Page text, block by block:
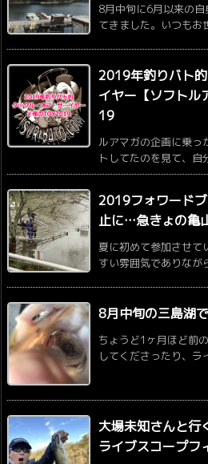
8月中旬に6月以来の
てきました。いつもお
2019年釣りバト
イヤー【ソフト
19
ルアマガの企画に乗っ
トしてたのを見て、自
2019フォワード
止に…急きょの亀
夏に初めて参加させて
すい雰囲気でありなが
8月中旬の三島湖
ちょうど1ヶ月ほど前
してくださったり、ラ
大場未知さんと行
ライブスコープフ